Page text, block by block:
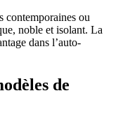
contemporaines ou
noble et isolant. La
dans l’auto-
de